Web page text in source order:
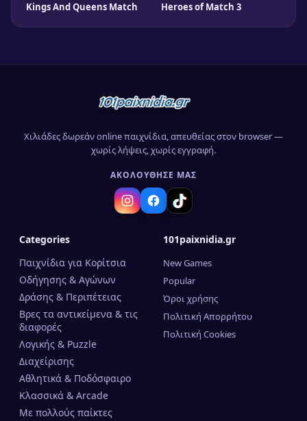
Kings And Queens Match Heroes of Match 3
Χιλιάδες δωρεάν online παιχνίδια, απευθείας στον browser —
χωρίς λήψεις, χωρίς εγγραφή.
ΑΚΟΛΟΎΘΗΣΈ ΜΑΣ
Categories
Παιχνίδια για Κορίτσια
Οδήγησης & Αγώνων
Δράσης & Περιπέτειας
Βρες τα αντικείμενα & τις
διαφορές
Λογικής & Puzzle
Διαχείρισης
Αθλητικά & Ποδόσφαιρο
Κλασσικά & Arcade
Mε πολλούς παίκτες
101paixnidia.gr
New Games
Popular
Όροι χρήσης
Πολιτική Απορρήτου
Πολιτική Cookies